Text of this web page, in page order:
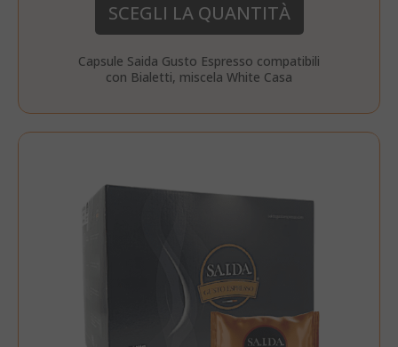
SCEGLI LA QUANTITÀ
Capsule Saida Gusto Espresso compatibili
con Bialetti, miscela White Casa